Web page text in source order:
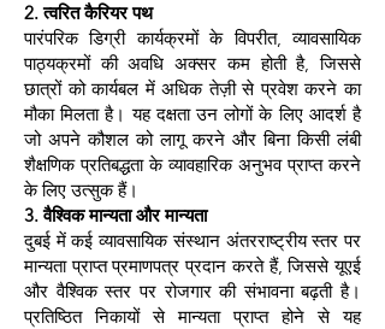
2. त्वरित कैरियर पथ
पारंपरिक डिग्री कार्यक्रमों के विपरीत, व्यावसायिक
पाठ्यक्रमों की अवधि अक्सर कम होती है, जिससे
छात्रों को कार्यबल में अधिक तेज़ी से प्रवेश करने का
मौका मिलता है। यह दक्षता उन लोगों के लिए आदर्श है
जो अपने कौशल को लागू करने और बिना किसी लंबी
शैक्षणिक प्रतिबद्धता के व्यावहारिक अनुभव प्राप्त करने
के लिए उत्सुक हैं।
3. वैश्विक मान्यता और मान्यता
दुबई में कई व्यावसायिक संस्थान अंतरराष्ट्रीय स्तर पर
मान्यता प्राप्त प्रमाणपत्र प्रदान करते हैं, जिससे यूएई
और वैश्विक स्तर पर रोजगार की संभावना बढ़ती है।
प्रतिष्ठित निकायों से मान्यता प्राप्त होने से यह